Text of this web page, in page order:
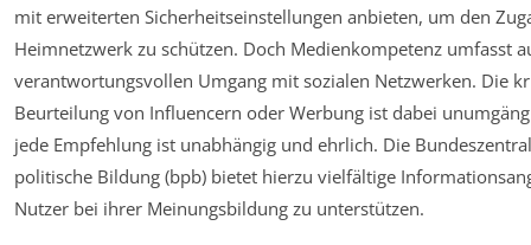
mit erweiterten Sicherheitseinstellungen anbieten, um den
Heimnetzwerk zu schützen. Doch Medienkompetenz umfasst
verantwortungsvollen Umgang mit sozialen Netzwerken. Die
Beurteilung von Influencern oder Werbung ist dabei
jede Empfehlung ist unabhängig und ehrlich. Die
politische Bildung (bpb) bietet hierzu vielfältige
Nutzer bei ihrer Meinungsbildung zu unterstützen.